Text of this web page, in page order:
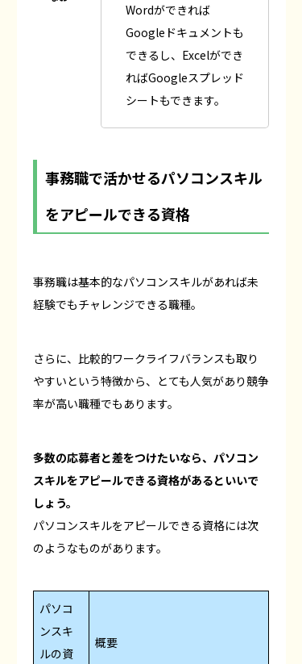
Wordができれば
Googleドキュメントも
できるし、Excelができ
ればGoogleスプレッド
シートもできます。
事務職で活かせるパソコンスキル
をアピールできる資格
事務職は基本的なパソコンスキルがあれば未
経験でもチャレンジできる職種。
さらに、比較的ワークライフバランスも取り
やすいという特徴から、とても人気があり競争
率が高い職種でもあります。
多数の応募者と差をつけたいなら、パソコン
スキルをアピールできる資格があるといいで
しょう。
パソコンスキルをアピールできる資格には次
のようなものがあります。
パソコ
ンスキ
ルの資
概要